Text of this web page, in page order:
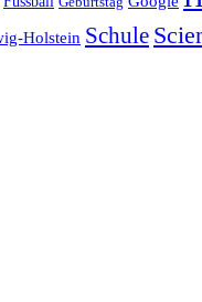
Holstein Schule